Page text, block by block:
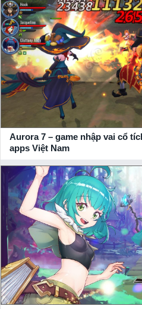
+ Download bản APK game
PC: Bạn có thể tải game tương
thoại bạn! Tại xemgame.com,
tải game chuẩn xác nhất, chính
Nhận giftcode game Aurora
giá trị
Hãy đồng hành cùng
tin mới nhất về tựa game này
giftcode, vip codegame giá trị từ
Aurora 7 – game nhập vai cổ
apps Việt Nam